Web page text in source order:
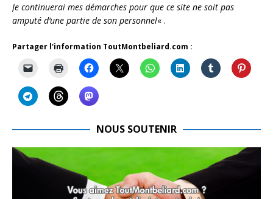
Je continuerai mes démarches pour que ce site ne soit pas
amputé d’une partie de son personnel« .
Partager l'information ToutMontbeliard.com :
NOUS SOUTENIR